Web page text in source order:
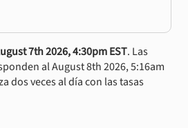
7th 2026, 4:30pm EST. Las
al August 8th 2026, 5:16am
dos veces al día con las tasas